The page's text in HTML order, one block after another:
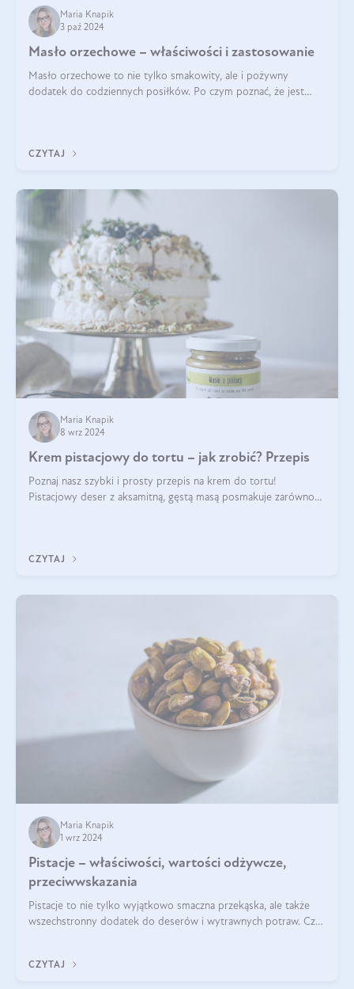
Maria Knapik
3 paź 2024
Masło orzechowe – właściwości i zastosowanie
Masło orzechowe to nie tylko smakowity, ale i pożywny
dodatek do codziennych posiłków. Po czym poznać, że jest
CZYTAJ
Maria Knapik
8 wrz 2024
Krem pistacjowy do tortu – jak zrobić? Przepis
Poznaj nasz szybki i prosty przepis na krem do tortu!
Pistacjowy deser z aksamitną, gęstą masą posmakuje zarówno
CZYTAJ
Maria Knapik
1 wrz 2024
Pistacje – właściwości, wartości odżywcze,
przeciwwskazania
Pistacje to nie tylko wyjątkowo smaczna przekąska, ale także
wszechstronny dodatek do deserów i wytrawnych potraw. Czy
CZYTAJ